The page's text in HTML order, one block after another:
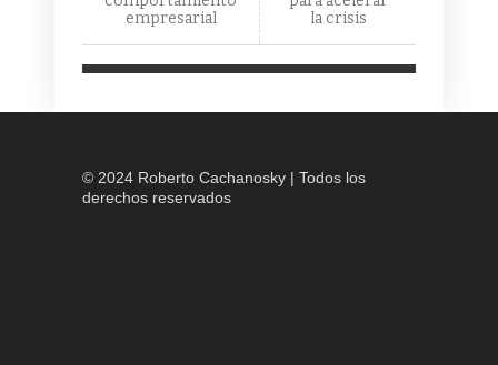
empresarial
la crisis
© 2024 Roberto Cachanosky | Todos los
derechos reservados